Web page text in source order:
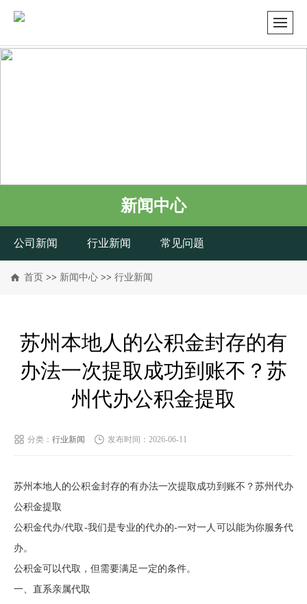
新闻中心
公司新闻 行业新闻 常见问题
首页 >> 新闻中心 >> 行业新闻
苏州本地人的公积金封存的有
办法一次提取成功到账不？苏
州代办公积金提取
分类： 行业新闻 发布时间：2026-06-11
苏州本地人的公积金封存的有办法一次提取成功到账不？苏州代办
公积金提取
公积金代办/代取-我们是专业的代办的-一对一人可以能为你服务代
办。
公积金可以代取，但需要满足一定的条件。
一、直系亲属代取